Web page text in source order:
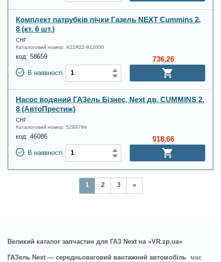
Комплект патрубків пічки Газель NEXT Cummins 2,
8 (кт. 6 шт.)
СНГ
Каталоговий номер: А21R22-812000
код: 58659
В наявності
736,26
Насос водяний ГАЗель Бізнес, Next дв. CUMMINS 2.
8 (АвтоПрестиж)
СНГ
Каталоговий номер: 5269784
код: 46086
В наявності
918,66
1 2 3 »
Великий каталог запчастин для ГАЗ Next на «VR.zp.ua»
ГАЗель Next — середньоваговий вантажний автомобіль
має